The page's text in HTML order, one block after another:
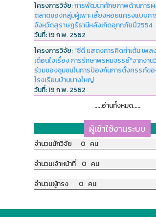
โครงการวิจัย:การพัฒนาศักยภาพด้านการผ
ตลาดของกลุ่มผู้เพาะเลี้ยงหอยแครงแบบก
จังหวัดสุราษฏร์ธานีหลังเกิดอุทกภัยปี2554
วันที่:19 ก.พ. 2562
โครงการวิจัย:“ซีดี แสดงการคิดท่าเต้น เพล
เตือนใจเรื่อง การรักษาพรหมจรรย์”จากงา
ร่วมของชุมชนในการป้องกันการตั้งครรภ์ขอ
โรงเรียนบ้านบางใหญ่
วันที่:19 ก.พ. 2562
.....อ่านทั้งหมด.....
ผู้เข้าใช้งานระบบ
จำนวนนักวิจัย 0 คน
จำนวนเจ้าหน้าที่ 0 คน
จำนวนผู้ทรง 0 คน